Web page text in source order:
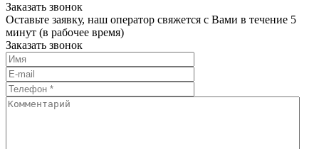
Заказать звонок
Оставьте заявку, наш оператор свяжется с Вами в течение 5
минут (в рабочее время)
Заказать звонок